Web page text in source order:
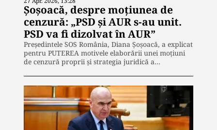
Șoșoacă, despre moțiunea de
cenzură: „PSD și AUR s-au unit.
PSD va fi dizolvat în AUR”
Președintele SOS România, Diana Șoșoacă, a explicat
pentru PUTEREA motivele elaborării unei moțiuni
de cenzură proprii și strategia juridică a…